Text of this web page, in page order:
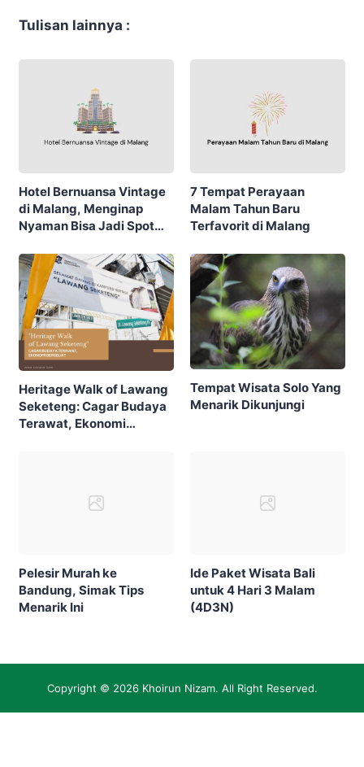
Tulisan lainnya :
Hotel Bernuansa Vintage
di Malang, Menginap
Nyaman Bisa Jadi Spot
7 Tempat Perayaan
Malam Tahun Baru
Terfavorit di Malang
Heritage Walk of Lawang
Seketeng: Cagar Budaya
Terawat, Ekonomi
Tempat Wisata Solo Yang
Menarik Dikunjungi
Pelesir Murah ke
Bandung, Simak Tips
Menarik Ini
Ide Paket Wisata Bali
untuk 4 Hari 3 Malam
(4D3N)
Copyright © 2026 Khoirun Nizam. All Right Reserved.